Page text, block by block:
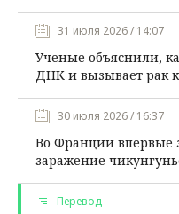
31 июля 2026 / 14:07
Ученые объяснили,
ДНК и вызывает рак
30 июля 2026 / 16:37
Во Франции впервые
заражение
Перевод